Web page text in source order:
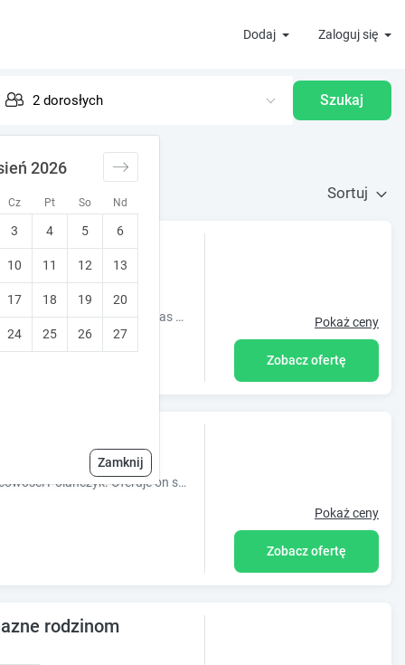
Dodaj Zaloguj się
Cz Pt So Nd
2026
3 4 5 6
10 11 12 13
17 18 19 20
24 25 26 27
Zamknij
Szukaj
Sortuj
jeziora
dla rodzin
Obiekt Amber, położony w miejscowości Polańczyk, oferuje ogród, taras oraz różne opcje zakwaterowania, w których zapewniono bezpłatne Wi-Fi i parking Pokaż ceny
Zobacz ofertę
Obiekt Domki M&L położony jest w miejscowości Polańczyk. Oferuje on sezonowy odkryty basen, bezpłatne Wi-Fi i bezpłatny prywatny parking. Każda
Pokaż ceny
Zobacz ofertę
rodzinom